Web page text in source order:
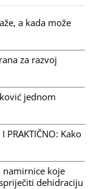
a kada može
za razvoj
jednom
PRAKTIČNO: Kako
namirnice koje
dehidraciju